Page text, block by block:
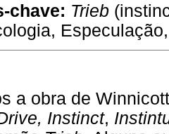
chave: Trieb
a obra de
Instinct,